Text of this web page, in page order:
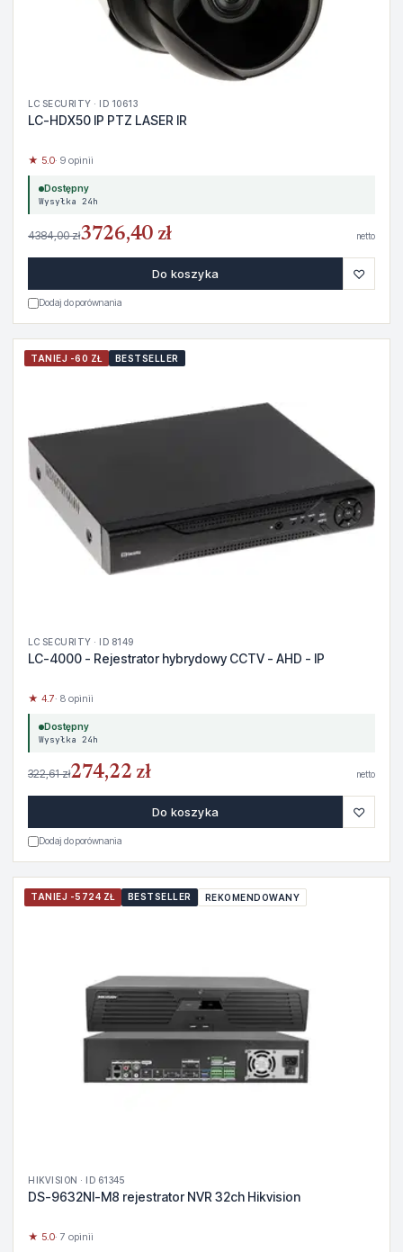
LC SECURITY · ID 10613
LC-HDX50 IP PTZ LASER IR
★ 5.0· 9 opinii
Dostępny
Wysyłka 24h
4384,00 zł3726,40 zł netto
Do koszyka ♡
Dodaj do porównania
TANIEJ -60 ZŁ BESTSELLER
LC SECURITY · ID 8149
LC-4000 - Rejestrator hybrydowy CCTV - AHD - IP
★ 4.7· 8 opinii
Dostępny
Wysyłka 24h
322,61 zł274,22 zł netto
Do koszyka ♡
Dodaj do porównania
TANIEJ -5724 ZŁ BESTSELLER REKOMENDOWANY
HIKVISION · ID 61345
DS-9632NI-M8 rejestrator NVR 32ch Hikvision
★ 5.0· 7 opinii